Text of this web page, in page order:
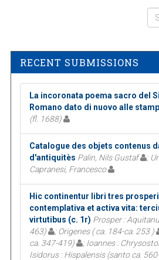
RECENT SUBMISSIONS
La incoronata poema sacro del
Romano dato di nuovo alle
(fl. 1688)
Catalogue des objets contenus
d'antiquitès Palin, Nils Gustaf ;
Capranesi, Francesco
Hic continentur libri tres
contemplativa et activa vita:
virtutibus (c. 1r) Prosper :
463)
; Origenes ( ca. 184-ca. 253 )
ca. 347-419)
; Ioannes :
Isidorus : Hispalensis (santo ca.